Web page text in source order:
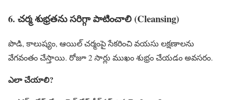
6. చర్మ శుభ్రతను సరిగ్గా పాటించాలి (Cleansing)
పొడి, కాలుష్యం, ఆయిల్ చర్మంపై సేకరించి వయసు లక్షణాలను
వేగవంతం చేస్తాయి. రోజూ 2 సార్లు ముఖం శుభ్రం చేయడం అవసరం.
ఎలా చేయాలి?